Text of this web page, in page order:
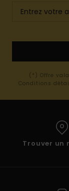
(*) Offre
Conditions
Trouver un